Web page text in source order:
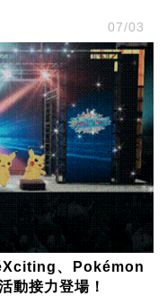
07/03
、Pokémon
動接力登場！